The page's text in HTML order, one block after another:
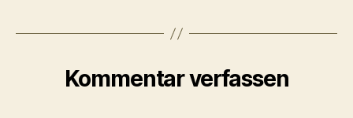
Kommentar verfassen